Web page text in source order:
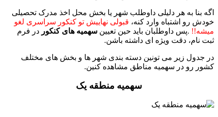
اگه بنا به هر دلیلی داوطلب شهر یا بخش‌ محل اخذ مدرک تحصیلی
خودش رو اشتباه وارد کنه، قبولی نهاییش تو کنکور سراسری لغو
میشه!! .پس داوطلبان باید حین تعیین سهمیه های کنکور در فرم
ثبت نام، دقت ویژه ای داشته باشن.
در جدول زیر می تونین دسته بندی شهر ها و بخش های مختلف
کشور رو در سهمیه مناطق مشاهده کنین.
سهمیه منطقه یک